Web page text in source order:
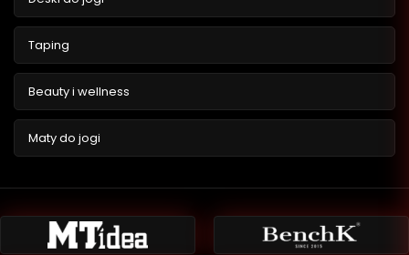
Taping
Beauty i wellness
Maty do jogi